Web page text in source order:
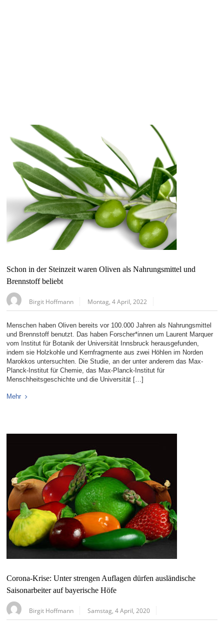
Schon in der Steinzeit waren Oliven als Nahrungsmittel und
Brennstoff beliebt
Birgit Hoffmann Montag, 4 April, 2022
Menschen haben Oliven bereits vor 100.000 Jahren als Nahrungsmittel
und Brennstoff benutzt. Das haben Forscher*innen um Laurent Marquer
vom Institut für Botanik der Universität Innsbruck herausgefunden,
indem sie Holzkohle und Kernfragmente aus zwei Höhlen im Norden
Marokkos untersuchten. Die Studie, an der unter anderem das Max-
Planck-Institut für Chemie, das Max-Planck-Institut für
Menschheitsgeschichte und die Universität […]
Mehr
Corona-Krise: Unter strengen Auflagen dürfen ausländische
Saisonarbeiter auf bayerische Höfe
Birgit Hoffmann Samstag, 4 April, 2020